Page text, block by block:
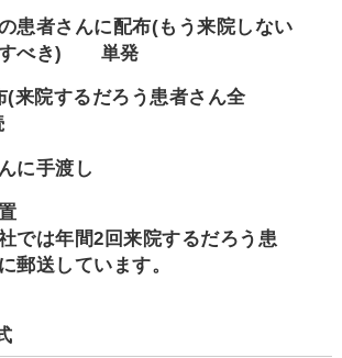
患者さんに配布(もう来院しない
すべき) 単発
(来院するだろう患者さん全
に手渡し
では年間2回来院するだろう患
郵送しています。